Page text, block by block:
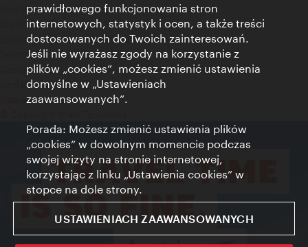
Kontakt
Credits
Zgoda na przetwarzanie danych osobowych
Terms of Use
Dostępność
Kontakt prasowy
Ustawienia cookies
prawidłowego funkcjonowania stron
internetowych, statystyk i ocen, a także treści
dostosowanych do Twoich zainteresowań.
Jeśli nie wyrażasz zgody na korzystanie z
plików „cookies”, możesz zmienić ustawienia
domyślne w „Ustawieniach
zaawansowanych”.
Porada: Możesz zmienić ustawienia plików
„cookies” w dowolnym momencie podczas
swojej wizyty na stronie internetowej,
korzystając z linku „Ustawienia cookies” w
stopce na dole strony.
USTAWIENIACH ZAAWANSOWANYCH